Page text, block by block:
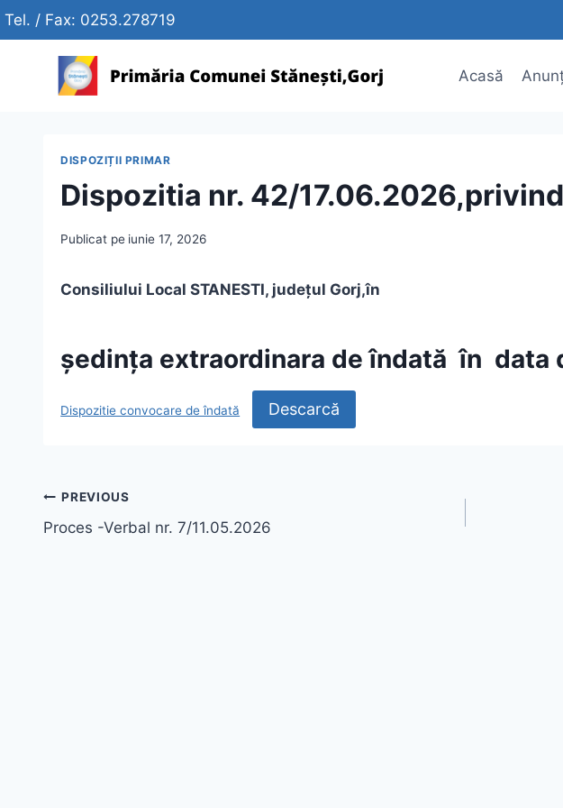
Skip
to
Tel. / Fax: 0253.278719
Acasă
DISPOZIȚII PRIMAR
Dispozitia nr. 42/
Publicat pe iunie 17, 2026
Consiliului Local STANESTI, judeţul Gorj,în
şedinţa extraordinara de îndată în data
Dispozitie convocare de îndată Descarcă
Navigare
în
PREVIOUS
Proces -Verbal nr. 7/11.05.2026